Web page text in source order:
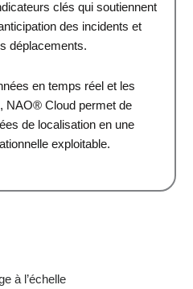
clés qui soutiennent
des incidents et
déplacements.
en temps réel et les
NAO® Cloud permet de
de localisation en une
exploitable.
à l’échelle